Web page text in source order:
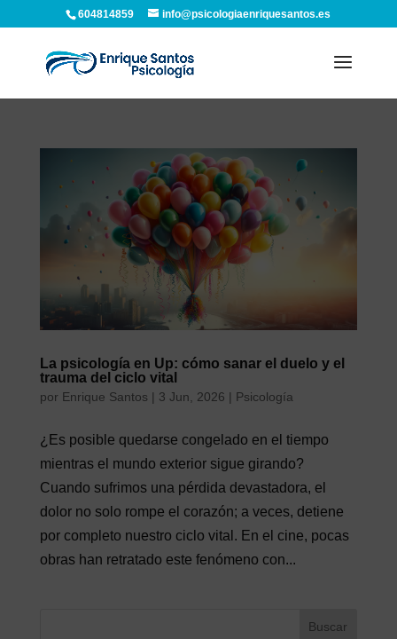
604814859 info@psicologiaenriquesantos.es
La psicología en Up: cómo sanar el duelo y el
trauma del ciclo vital
por Enrique Santos | 3 Jun, 2026 | Psicología
¿Es posible quedarse congelado en el tiempo
mientras el mundo exterior sigue girando?
Cuando sufrimos una pérdida devastadora, el
dolor no solo rompe el corazón; a veces, detiene
por completo nuestro ciclo vital. En el cine, pocas
obras han retratado este fenómeno con...
Buscar